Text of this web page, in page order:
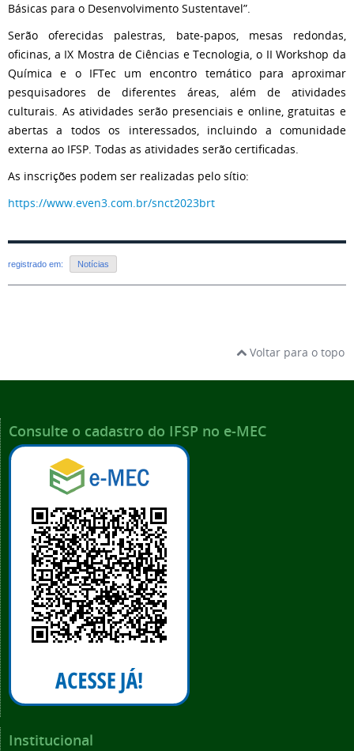
Básicas para o Desenvolvimento Sustentavel”.
Serão oferecidas palestras, bate-papos, mesas redondas,
oficinas, a IX Mostra de Ciências e Tecnologia, o II Workshop da
Química e o IFTec um encontro temático para aproximar
pesquisadores de diferentes áreas, além de atividades
culturais. As atividades serão presenciais e online, gratuitas e
abertas a todos os interessados, incluindo a comunidade
externa ao IFSP. Todas as atividades serão certificadas.
As inscrições podem ser realizadas pelo sítio:
https://www.even3.com.br/snct2023brt
registrado em: Notícias
Voltar para o topo
Consulte o cadastro do IFSP no e-MEC
Institucional